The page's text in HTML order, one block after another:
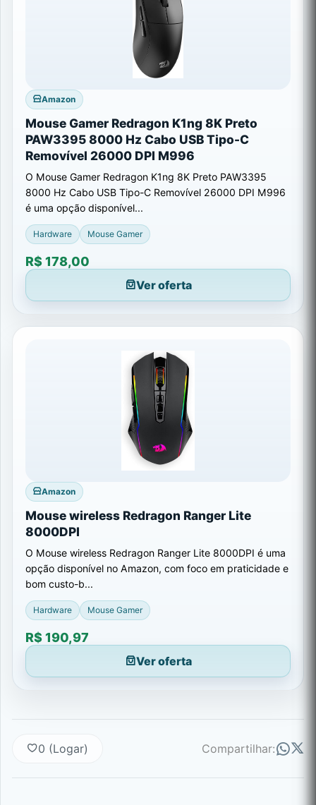
Amazon
Mouse Gamer Redragon K1ng 8K Preto
PAW3395 8000 Hz Cabo USB Tipo-C
Removível 26000 DPI M996
O Mouse Gamer Redragon K1ng 8K Preto PAW3395
8000 Hz Cabo USB Tipo-C Removível 26000 DPI M996
é uma opção disponível...
Hardware Mouse Gamer
R$ 178,00
Ver oferta
Amazon
Mouse wireless Redragon Ranger Lite
8000DPI
O Mouse wireless Redragon Ranger Lite 8000DPI é uma
opção disponível no Amazon, com foco em praticidade e
bom custo-b...
Hardware Mouse Gamer
R$ 190,97
Ver oferta
0 (Logar) Compartilhar: